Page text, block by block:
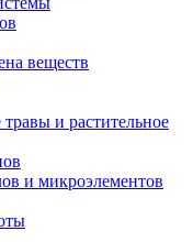
веществ
и растительное
и микроэлементов